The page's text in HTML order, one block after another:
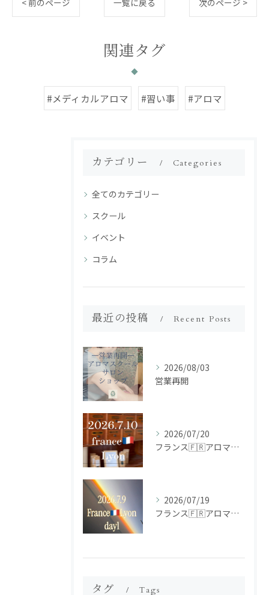
< 前のページ 一覧に戻る 次のページ >
関連タグ
#メディカルアロマ #習い事 #アロマ
カテゴリー Categories
全てのカテゴリー
スクール
イベント
コラム
最近の投稿 Recent Posts
2026/08/03
営業再開
2026/07/20
フランス🇫🇷アロマ研修ツアー𝗱𝗮𝘆𝟮
2026/07/19
フランス🇫🇷アロマ研修ツアー𝗱𝗮𝘆𝟭
タグ Tags